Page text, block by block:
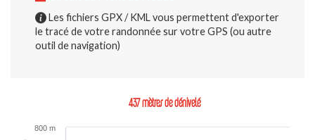
Les fichiers GPX / KML vous permettent d'exporter
le tracé de votre randonnée sur votre GPS (ou autre
outil de navigation)
437 mètres de dénivelé
800 m